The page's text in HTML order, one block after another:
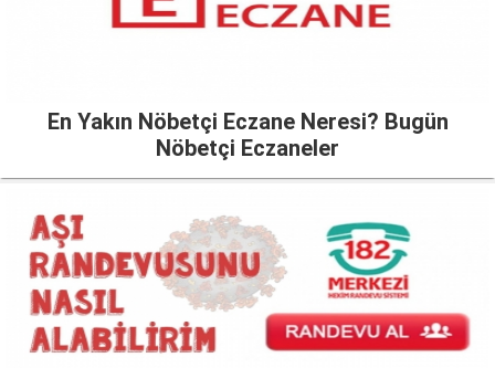
En Yakın Nöbetçi Eczane Neresi? Bugün
Nöbetçi Eczaneler